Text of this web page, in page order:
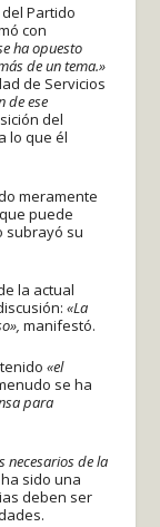
Partido
con
ha opuesto
de un tema.»
de Servicios
de ese
del
lo que él
meramente
puede
subrayó su
la actual
«La
manifestó.
tenido«el
se ha
para
necesarios de la
ha sido una
deben ser